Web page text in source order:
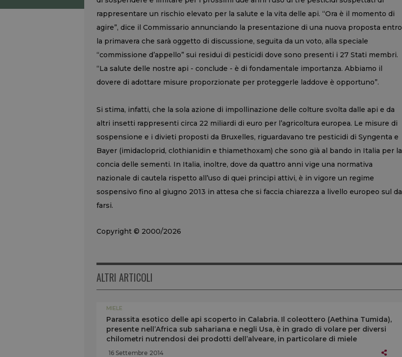
rappresentare un rischio elevato per la salute e la vita delle api. “Ora è il momento di
agire”, dice il Commissario annunciando la presentazione di una nuova proposta entro
la primavera che sarà oggetto di discussione, seguita da un voto, alla speciale
“commissione d’appello” sui residui di pesticidi dove sono presenti i 27 Stati membri.
“La salute delle nostre api - conclude - è di fondamentale importanza. Abbiamo il
dovere di adottare misure proporzionate per proteggerle laddove è opportuno”.
Si stima, infatti, che la sola azione di impollinazione delle colture svolta dalle api e da
altri insetti rappresenti circa 22 miliardi di euro per l’agricoltura europea. Le misure di
sospensione e i divieti proposti da Bruxelles, riguardavano tre pesticidi di Syngenta e
Bayer (imidacloprid, clothianidin e thiamethoxam) che sono già al bando in Italia per la
concia delle sementi. In Italia, inoltre, dove da quattro anni vige una normativa
nazionale di cautela rispetto all’uso di quei principi attivi, è in vigore un regime
sospensivo fino al giugno 2013 in attesa che si faccia chiarezza a livello europeo sul da
farsi.
Copyright © 2000/2026
ALTRI ARTICOLI
MIELE
Parassita esotico delle api scoperto in Calabria. Il coleottero (Aethina Tumida),
presente nell’Africa sub sahariana e negli Usa, è in grado di volare per diversi
chilometri nutrendosi dei prodotti dell’alveare, in particolare di miele
16 Settembre 2014